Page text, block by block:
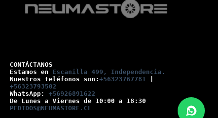
CONTÁCTANOS
Estamos en Escanilla 499, Independencia.
Nuestros teléfonos son: +56323767781
+56323793502
WhatsApp: +56926891622
De Lunes a Viernes de 10:00 a 18:30
PEDIDOS@NEUMASTORE.CL